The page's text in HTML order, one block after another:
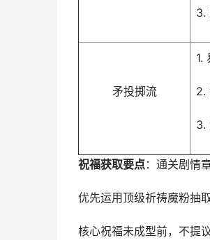
3.
矛投掷流
1.
2.
3.
祝福获取要点：通关剧情
优先运用顶级祈祷魔粉抽
核心祝福未成型前，不提